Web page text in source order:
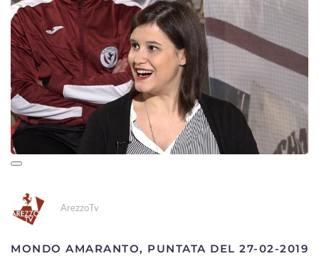
ArezzoTv
MONDO AMARANTO, PUNTATA DEL 27-02-2019